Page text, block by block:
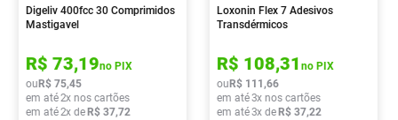
Digeliv 400fcc 30 Comprimidos
Mastigavel
R$ 73,19no PIX
ou R$ 75,45
em até2x nos cartões
em até2x de R$ 37,72
Loxonin Flex 7 Adesivos
Transdérmicos
R$ 108,31 no PIX
ou R$ 111 ,66
em até3x nos cartões
em até3x de R$ 37,22